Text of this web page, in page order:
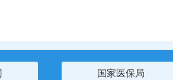
国家医保局